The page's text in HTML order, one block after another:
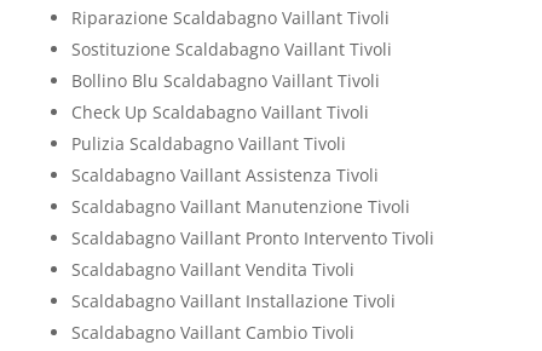
Riparazione Scaldabagno Vaillant Tivoli
Sostituzione Scaldabagno Vaillant Tivoli
Bollino Blu Scaldabagno Vaillant Tivoli
Check Up Scaldabagno Vaillant Tivoli
Pulizia Scaldabagno Vaillant Tivoli
Scaldabagno Vaillant Assistenza Tivoli
Scaldabagno Vaillant Manutenzione Tivoli
Scaldabagno Vaillant Pronto Intervento Tivoli
Scaldabagno Vaillant Vendita Tivoli
Scaldabagno Vaillant Installazione Tivoli
Scaldabagno Vaillant Cambio Tivoli